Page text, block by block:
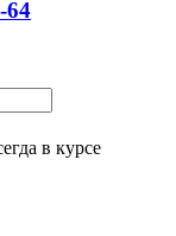
64
в курсе